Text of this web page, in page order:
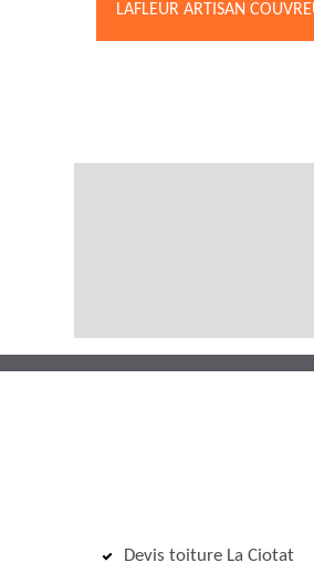
LAFLEUR ARTISAN
Devis toiture La Ciotat